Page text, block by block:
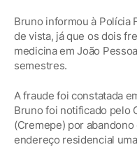
Bruno informou à Polícia
de vista, já que os dois
medicina em João
semestres.
A fraude foi constatada
Bruno foi notificado pelo
(Cremepe) por
endereço residencial